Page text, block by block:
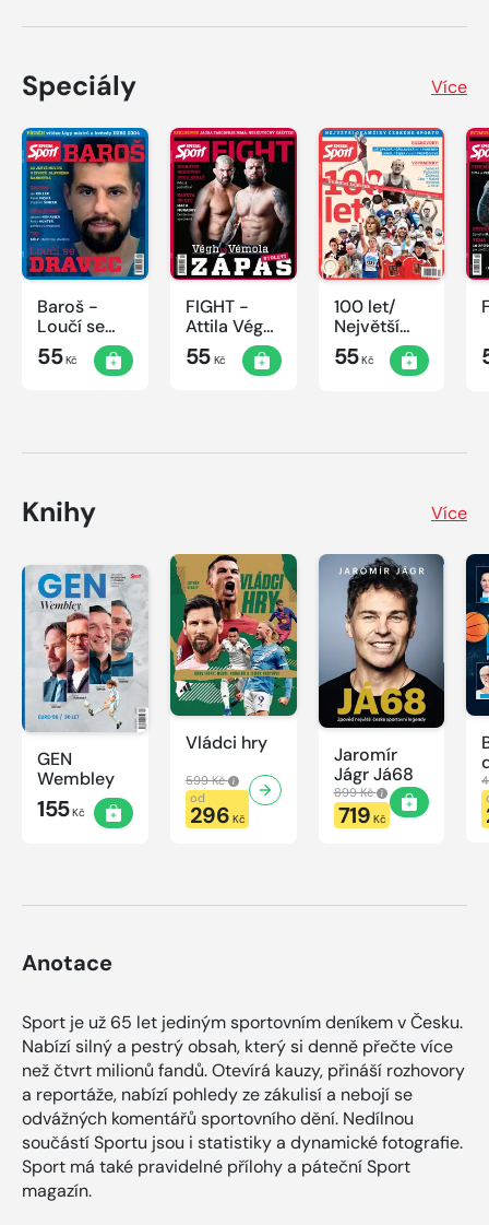
Speciály Více
Baroš -
Loučí se
dravec
55Kč
FIGHT -
Attila Végh
vs. Karlos
Vémola
55Kč
100 let/
Největší
okamžiky
českého
55Kč
Knihy Více
GEN
Wembley
155Kč
Vládci hry
599 Kč
od
296 Kč
Jaromír
Jágr Já68
899 Kč
719 Kč
Anotace
Sport je už 65 let jediným sportovním deníkem v Česku.
Nabízí silný a pestrý obsah, který si denně přečte více
než čtvrt milionů fandů. Otevírá kauzy, přináší rozhovory
a reportáže, nabízí pohledy ze zákulisí a nebojí se
odvážných komentářů sportovního dění. Nedílnou
součástí Sportu jsou i statistiky a dynamické fotografie.
Sport má také pravidelné přílohy a páteční Sport
magazín.